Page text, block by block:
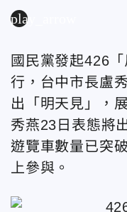
play_arrow
國民黨發起426
行，台中市長盧
出「明天見」，
秀燕23日表態將
遊覽車數量已突
上參與。